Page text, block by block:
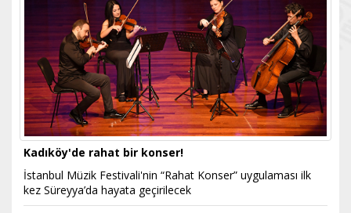
Kadıköy'de rahat bir konser!
İstanbul Müzik Festivali'nin “Rahat Konser” uygulaması ilk
kez Süreyya’da hayata geçirilecek